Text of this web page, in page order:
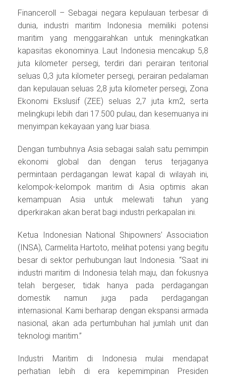
Financeroll – Sebagai negara kepulauan terbesar di
dunia, industri maritim Indonesia memiliki potensi
maritim yang menggairahkan untuk meningkatkan
kapasitas ekonominya. Laut Indonesia mencakup 5,8
juta kilometer persegi, terdiri dari perairan teritorial
seluas 0,3 juta kilometer persegi, perairan pedalaman
dan kepulauan seluas 2,8 juta kilometer persegi, Zona
Ekonomi Ekslusif (ZEE) seluas 2,7 juta km2, serta
melingkupi lebih dari 17.500 pulau, dan kesemuanya ini
menyimpan kekayaan yang luar biasa.
Dengan tumbuhnya Asia sebagai salah satu pemimpin
ekonomi global dan dengan terus terjaganya
permintaan perdagangan lewat kapal di wilayah ini,
kelompok-kelompok maritim di Asia optimis akan
kemampuan Asia untuk melewati tahun yang
diperkirakan akan berat bagi industri perkapalan ini.
Ketua Indonesian National Shipowners’ Association
(INSA), Carmelita Hartoto, melihat potensi yang begitu
besar di sektor perhubungan laut Indonesia. “Saat ini
industri maritim di Indonesia telah maju, dan fokusnya
telah bergeser, tidak hanya pada perdagangan
domestik namun juga pada perdagangan
internasional. Kami berharap dengan ekspansi armada
nasional, akan ada pertumbuhan hal jumlah unit dan
teknologi maritim.”
Industri Maritim di Indonesia mulai mendapat
perhatian lebih di era kepemimpinan Presiden